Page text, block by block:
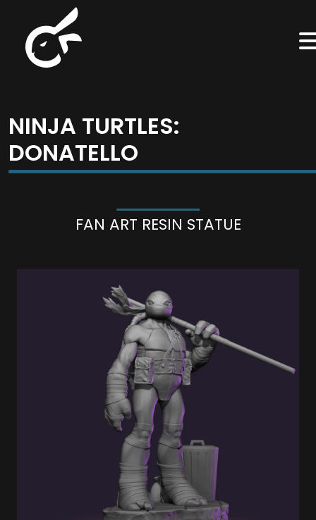
NINJA TURTLES:
DONATELLO
FAN ART RESIN STATUE